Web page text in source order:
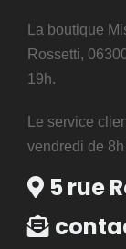
La boutique
Rossetti,
19h.
Le service
vendredi de
5 rue